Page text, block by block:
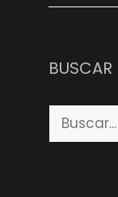
BUSCAR
Buscar: